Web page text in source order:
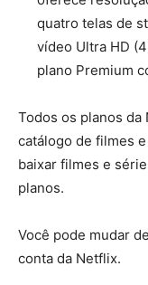
quatro telas de
vídeo Ultra HD
plano Premium
Todos os planos
catálogo de filmes
baixar filmes e
planos.
Você pode mudar
conta da Netflix.